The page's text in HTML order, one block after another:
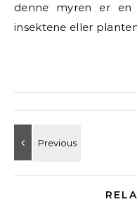
denne myren er en
insektene eller